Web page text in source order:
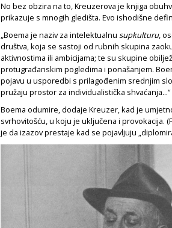
No bez obzira na to, Kreuzerova je knjiga
prikazuje s mnogih gledišta. Evo ishodišne
„Boema je naziv za intelektualnu supkulturu,
društva, koja se sastoji od rubnih skupina
aktivnostima ili ambicijama; te su skupine
protugrađanskim pogledima i ponašanjem.
pojavu u usporedbi s prilagođenim srednjim
pružaju prostor za individualistička shvaćanja...“
Boema odumire, dodaje Kreuzer, kad je
svrhovitošću, u koju je uključena i provokacija.
je da izazov prestaje kad se pojavljuju